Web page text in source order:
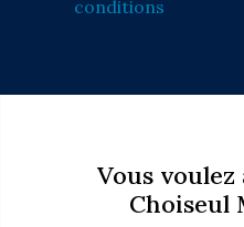
conditions
Vous
Choiseul